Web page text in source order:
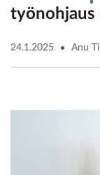
työnohjaus
24.1.2025 Anu